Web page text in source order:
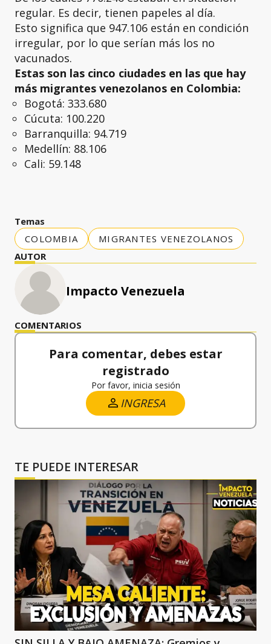
regular. Es decir, tienen papeles al día.
Esto significa que 947.106 están en condición
irregular, por lo que serían más los no
vacunados.
Estas son las cinco ciudades en las que hay
más migrantes venezolanos en Colombia:
Bogotá: 333.680
Cúcuta: 100.220
Barranquilla: 94.719
Medellín: 88.106
Cali: 59.148
Temas
COLOMBIA
MIGRANTES VENEZOLANOS
AUTOR
Impacto Venezuela
COMENTARIOS
Para comentar, debes estar
registrado
Por favor, inicia sesión
INGRESA
TE PUEDE INTERESAR